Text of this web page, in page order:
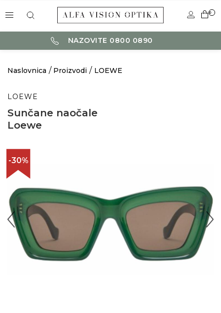
0
NAZOVITE 0800 0890
Naslovnica Proizvodi LOEWE
LOEWE
Sunčane naočale
Loewe
-30%